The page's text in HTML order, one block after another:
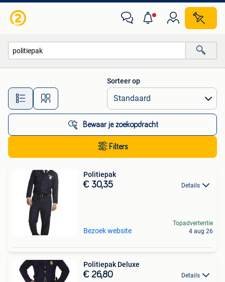
Alle afstanden…
Sorteer op
Bewaar je zoekopdracht
Filters
Politiepak
€ 30,35 Details
Bezoek website
Topadvertentie
4 aug 26
Politiepak Deluxe
€ 26,80 Details